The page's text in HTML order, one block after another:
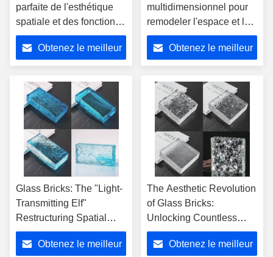
parfaite de l'esthétique
spatiale et des fonctions
pratiques
Obtenez le meilleur
multidimensionnel pour
remodeler l'espace et la
vie
Obtenez le meilleur
Glass Bricks: The "Light-
Transmitting Elf"
Restructuring Spatial
Aesthetics
Obtenez le meilleur
The Aesthetic Revolution
of Glass Bricks:
Unlocking Countless
Amazing Ways to
Transform Spaces
Obtenez le meilleur